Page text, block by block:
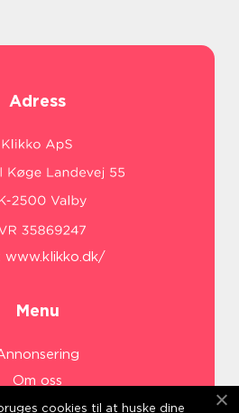
Adress
www.klikko.dk/
Menu
Om oss
Cookiescookies til at huske dine